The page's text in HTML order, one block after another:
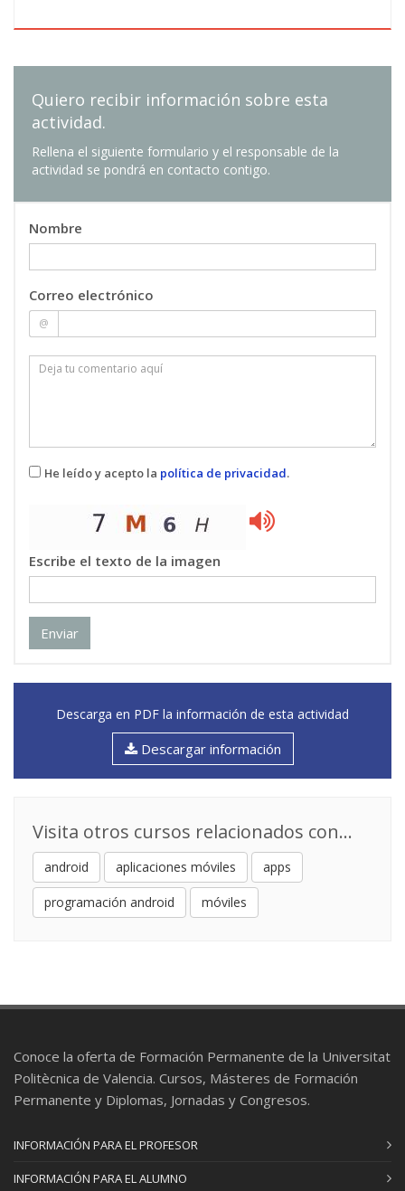
Quiero recibir información sobre esta
actividad.
Rellena el siguiente formulario y el responsable de la
actividad se pondrá en contacto contigo.
Nombre
Correo electrónico
@
He leído y acepto la política de privacidad.
Escribe el texto de la imagen
Enviar
Descarga en PDF la información de esta actividad
Descargar información
Visita otros cursos relacionados con...
android aplicaciones móviles apps
programación android móviles
Conoce la oferta de Formación Permanente de la Universitat
Politècnica de Valencia. Cursos, Másteres de Formación
Permanente y Diplomas, Jornadas y Congresos.
INFORMACIÓN PARA EL PROFESOR
INFORMACIÓN PARA EL ALUMNO